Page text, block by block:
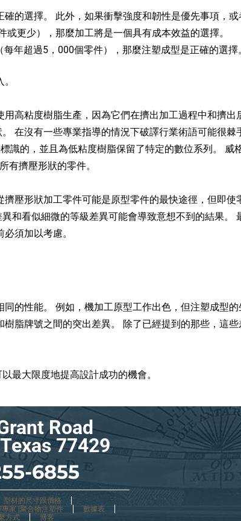
的選擇。 此外，如果衝擊強度和韌性是優先事項，
更少），那麼加工將是一個具有成本效益的選擇。
年超過5，000個零件），那麼注塑成型是正確的選擇
高粘度樹脂生產，因為它們在擠出加工過程中和擠
在沒有一些專業指導的情況下破譯行業術語可能很棘
的，並且為低粘度樹脂保留了特定的數位系列。 威
有擠壓形狀的零件。
壓形狀加工零件可能是原型零件的最快途徑，但即
和看似細微的等級差異可能會導致意想不到的結果。
須加以考慮。
的性能。 例如，機加工原型工作出色，但注塑成型
脂牌號之間的突出差異。 除了已經提到的那些，這
最大限度地提高設計成功的機會。
Road
77429
6855
型材的尺寸跟價格
專家 |聚合物注塑件
數據表
方式
博客